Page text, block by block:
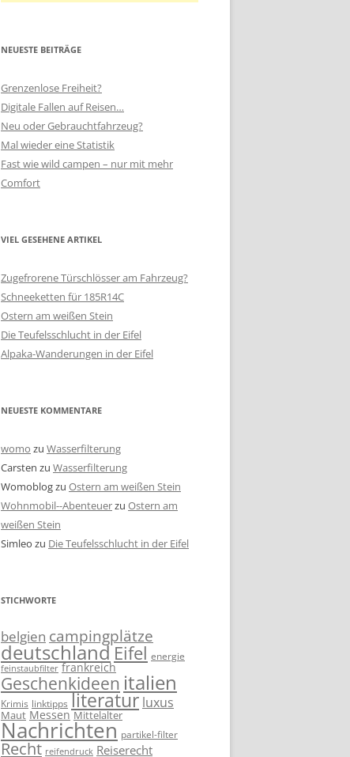
NEUESTE BEITRÄGE
Grenzenlose Freiheit?
Digitale Fallen auf Reisen…
Neu oder Gebrauchtfahrzeug?
Mal wieder eine Statistik
Fast wie wild campen – nur mit mehr
Comfort
VIEL GESEHENE ARTIKEL
Zugefrorene Türschlösser am Fahrzeug?
Schneeketten für 185R14C
Ostern am weißen Stein
Die Teufelsschlucht in der Eifel
Alpaka-Wanderungen in der Eifel
NEUESTE KOMMENTARE
womo zu Wasserfilterung
Carsten zu Wasserfilterung
Womoblogzu Ostern am weißen Stein
Wohnmobil--Abenteuerzu Ostern am
weißen Stein
Simleo zu Die Teufelsschlucht in der Eifel
STICHWORTE
belgien campingplätze
deutschland Eifel energie
feinstaubfilter frankreich
Geschenkideen italien
Krimis linktipps literatur luxus
Maut Messen Mittelalter
Nachrichten partikel-filter
Recht reifendruck Reiserecht